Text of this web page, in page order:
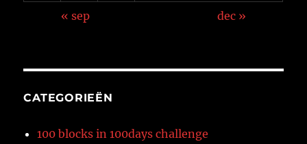
« sep dec »
CATEGORIEËN
100 blocks in 100days challenge